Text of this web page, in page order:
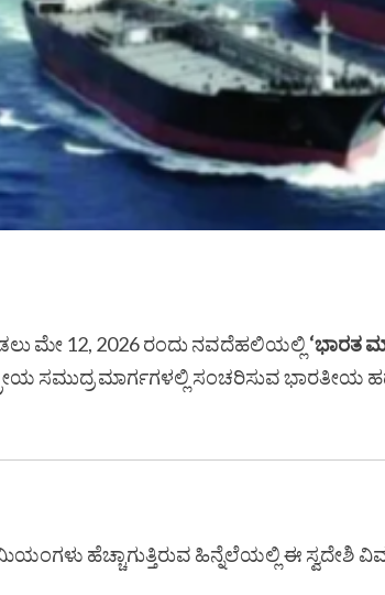
ಮೇ 12, 2026 ರಂದು ನವದೆಹಲಿಯಲ್ಲಿ ‘ಭಾರತ
ಸಮುದ್ರ ಮಾರ್ಗಗಳಲ್ಲಿ ಸಂಚರಿಸುವ
ಹೆಚ್ಚಾಗುತ್ತಿರುವ ಹಿನ್ನೆಲೆಯಲ್ಲಿ ಈ ಸ್ವದೇಶಿ